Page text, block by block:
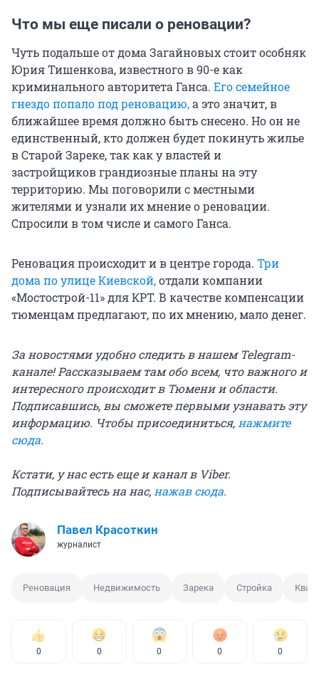
Что мы еще писали о реновации?
Чуть подальше от дома Загайновых стоит особняк
Юрия Тишенкова, известного в 90-е как
криминального авторитета Ганса. Его семейное
гнездо попало под реновацию,а это значит, в
ближайшее время должно быть снесено. Но он не
единственный, кто должен будет покинуть жилье
в Старой Зареке, так как у властей и
застройщиков грандиозные планы на эту
территорию. Мы поговорили с местными
жителями и узнали их мнение о реновации.
Спросили в том числе и самого Ганса.
Реновация происходит и в центре города. Три
дома по улице Киевской,отдали компании
«Мостострой-11» для КРТ. В качестве компенсации
тюменцам предлагают, по их мнению, мало денег.
За новостями удобно следить в нашем Telegram-
канале! Рассказываем там обо всем, что важного и
интересного происходит в Тюмени и области.
Подписавшись, вы сможете первыми узнавать эту
информацию. Чтобы присоединиться, нажмите
сюда.
Кстати, у нас есть еще и канал в Viber.
Подписывайтесь на нас, нажав сюда.
Павел Красоткин
журналист
Реновация Недвижимость Зарека Стройка
0 0 0 0 0